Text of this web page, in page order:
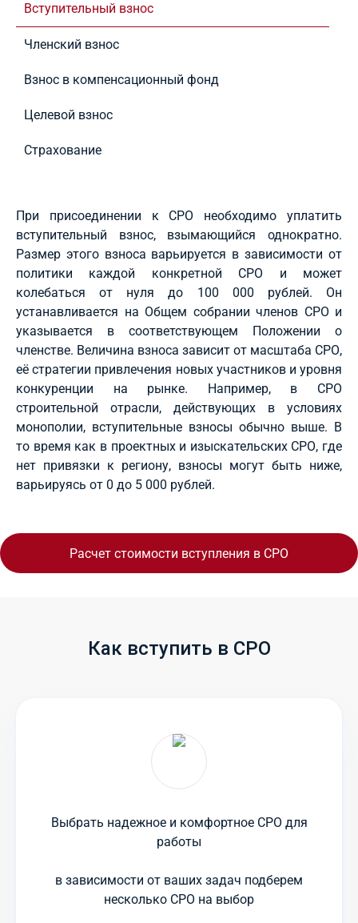
Вступительный взнос
Членский взнос
Взнос в компенсационный фонд
Целевой взнос
Страхование
При присоединении к СРО необходимо уплатить
вступительный взнос, взымающийся однократно.
Размер этого взноса варьируется в зависимости от
политики каждой конкретной СРО и может
колебаться от нуля до 100 000 рублей. Он
устанавливается на Общем собрании членов СРО и
указывается в соответствующем Положении о
членстве. Величина взноса зависит от масштаба СРО,
её стратегии привлечения новых участников и уровня
конкуренции на рынке. Например, в СРО
строительной отрасли, действующих в условиях
монополии, вступительные взносы обычно выше. В
то время как в проектных и изыскательских СРО, где
нет привязки к региону, взносы могут быть ниже,
варьируясь от 0 до 5 000 рублей.
Расчет стоимости вступления в СРО
Как вступить в СРО
Выбрать надежное и комфортное СРО для
работы
в зависимости от ваших задач подберем
несколько СРО на выбор